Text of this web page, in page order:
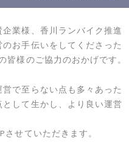
業様、香川ランバイク推進
お手伝いをしてくださった
皆様のご協力のおかげです。
で至らない点も多々あった
して生かし、より良い運営
せていただきます。